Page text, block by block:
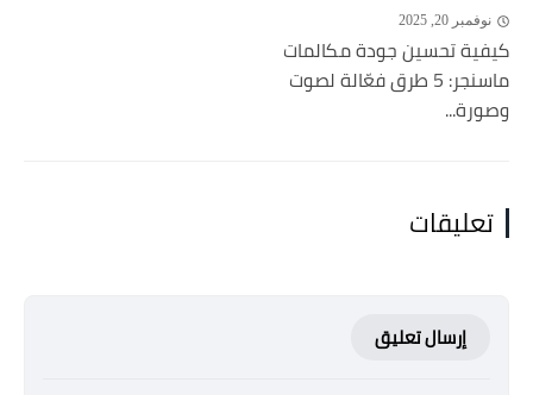
نوفمبر 20, 2025
كيفية تحسين جودة مكالمات
ماسنجر: 5 طرق فعّالة لصوت
وصورة...
تعليقات
إرسال تعليق